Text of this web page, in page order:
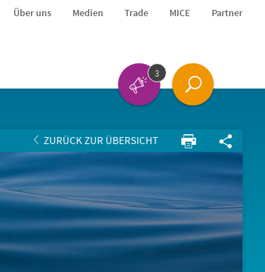
Über uns Medien Trade MICE Partner
3
ZURÜCK ZUR ÜBERSICHT